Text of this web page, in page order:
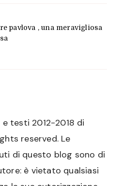
pavlova , una meravigliosa
e testi 2012-2018 di
reserved. Le
di questo blog sono di
è vietato qualsiasi